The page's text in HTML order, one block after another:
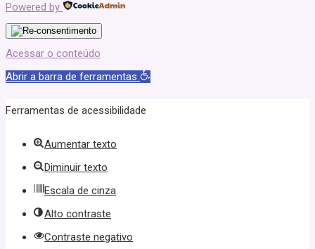
Powered by
Acessar o conteúdo
Abrir a barra de ferramentas
Ferramentas de acessibilidade
Aumentar texto
Diminuir texto
Escala de cinza
Alto contraste
Contraste negativo